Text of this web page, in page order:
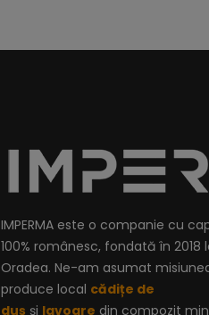
IMPERMA este o companie cu
100% românesc, fondată în 2018
Oradea. Ne-am asumat
produce local cădițe de
duș și lavoare din compozit